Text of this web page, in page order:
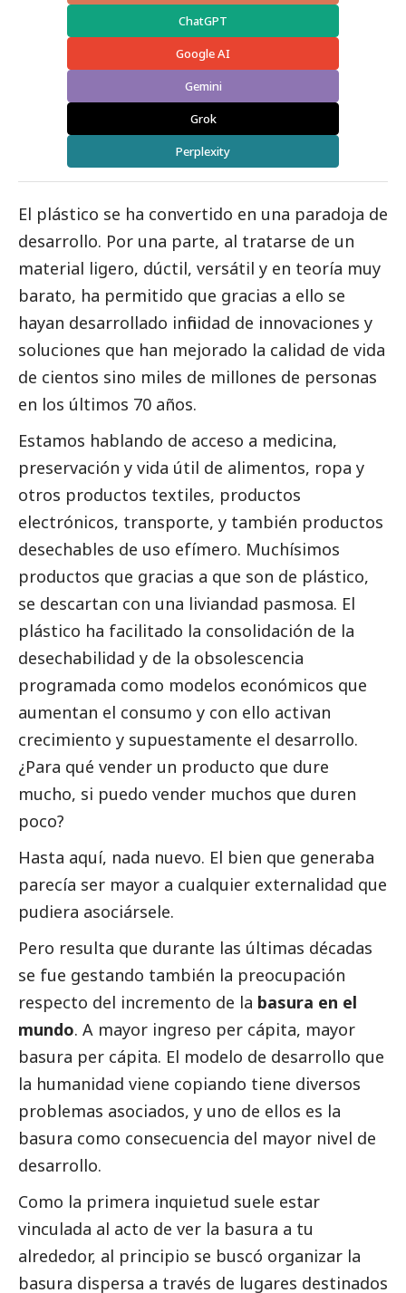
ChatGPT
Google AI
Gemini
Grok
Perplexity
El plástico se ha convertido en una paradoja de
desarrollo. Por una parte, al tratarse de un
material ligero, dúctil, versátil y en teoría muy
barato, ha permitido que gracias a ello se
hayan desarrollado infinidad de innovaciones y
soluciones que han mejorado la calidad de vida
de cientos sino miles de millones de personas
en los últimos 70 años.
Estamos hablando de acceso a medicina,
preservación y vida útil de alimentos, ropa y
otros productos textiles, productos
electrónicos, transporte, y también productos
desechables de uso efímero. Muchísimos
productos que gracias a que son de plástico,
se descartan con una liviandad pasmosa. El
plástico ha facilitado la consolidación de la
desechabilidad y de la obsolescencia
programada como modelos económicos que
aumentan el consumo y con ello activan
crecimiento y supuestamente el desarrollo.
¿Para qué vender un producto que dure
mucho, si puedo vender muchos que duren
poco?
Hasta aquí, nada nuevo. El bien que generaba
parecía ser mayor a cualquier externalidad que
pudiera asociársele.
Pero resulta que durante las últimas décadas
se fue gestando también la preocupación
respecto del incremento de la basura en el
mundo. A mayor ingreso per cápita, mayor
basura per cápita. El modelo de desarrollo que
la humanidad viene copiando tiene diversos
problemas asociados, y uno de ellos es la
basura como consecuencia del mayor nivel de
desarrollo.
Como la primera inquietud suele estar
vinculada al acto de ver la basura a tu
alrededor, al principio se buscó organizar la
basura dispersa a través de lugares destinados